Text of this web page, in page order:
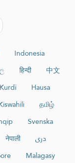
Indonesia
हिन्दी
中文
Kurdî
Hausa
தமிழ்
Svenska
नेपाली
دری
Malagasy